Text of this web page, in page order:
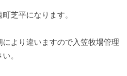
芝平になります。
より違いますので入笠牧場管理
。